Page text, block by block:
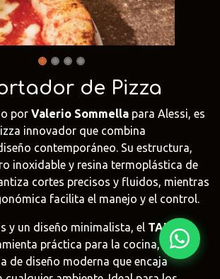
de Pizza
por Valerio Sommella para Alessi, es
innovador que combina
contemporáneo. Su estructura,
inoxidable y resina termoplástica de
cortes precisos y fluidos, mientras
facilita el manejo y el control.
y un diseño minimalista, el TAIOno
práctica para la cocina, sino
de diseño moderna que encaja
Rossi
@adrianierossi
Monocoat
@piancauy